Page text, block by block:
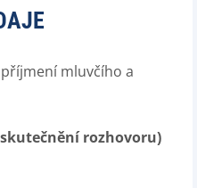
mluvčího a
rozhovoru)